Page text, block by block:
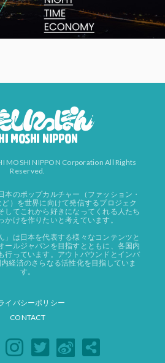
MOSHI NIPPON Corporation All Rights
Reserved.
本のポップカルチャー（ファッション・
）を世界に向けて発信するプロジェク
してこれから好きになってくれる人たち
かけを作りたいと考えています。
」は日本を代表する様々なコンテンツと
ールジャパンを目指すとともに、各国内
行っています。アウトバウンドとインバ
経済のさらなる活性化を目指していま
す。
イバシーポリシー
CONTACT